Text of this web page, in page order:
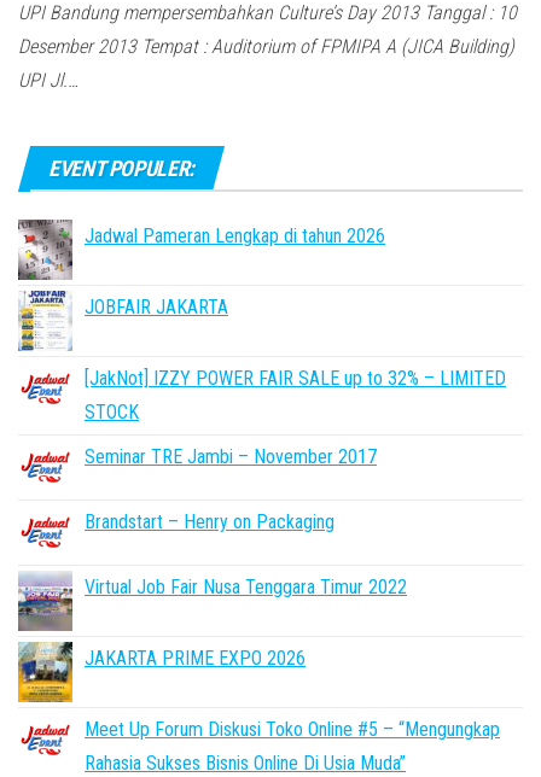
UPI Bandung mempersembahkan Culture’s Day 2013 Tanggal : 10
Desember 2013 Tempat : Auditorium of FPMIPA A (JICA Building)
UPI Jl.…
EVENT POPULER:
Jadwal Pameran Lengkap di tahun 2026
JOBFAIR JAKARTA
[JakNot] IZZY POWER FAIR SALE up to 32% – LIMITED
STOCK
Seminar TRE Jambi – November 2017
Brandstart – Henry on Packaging
Virtual Job Fair Nusa Tenggara Timur 2022
JAKARTA PRIME EXPO 2026
Meet Up Forum Diskusi Toko Online #5 – “Mengungkap
Rahasia Sukses Bisnis Online Di Usia Muda”